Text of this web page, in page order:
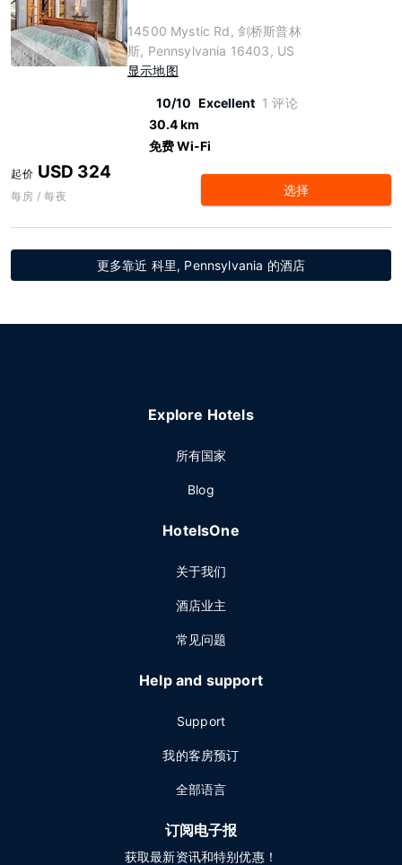
14500 Mystic Rd, 剑桥斯普林
斯, Pennsylvania 16403, US
显示地图
10/10 Excellent 1 评论
30.4 km
免费 Wi-Fi
起价 USD 324
每房 / 每夜 选择
更多靠近 科里, Pennsylvania 的酒店
Explore Hotels
所有国家
Blog
HotelsOne
关于我们
酒店业主
常见问题
Help and support
Support
我的客房预订
全部语言
订阅电子报
获取最新资讯和特别优惠！